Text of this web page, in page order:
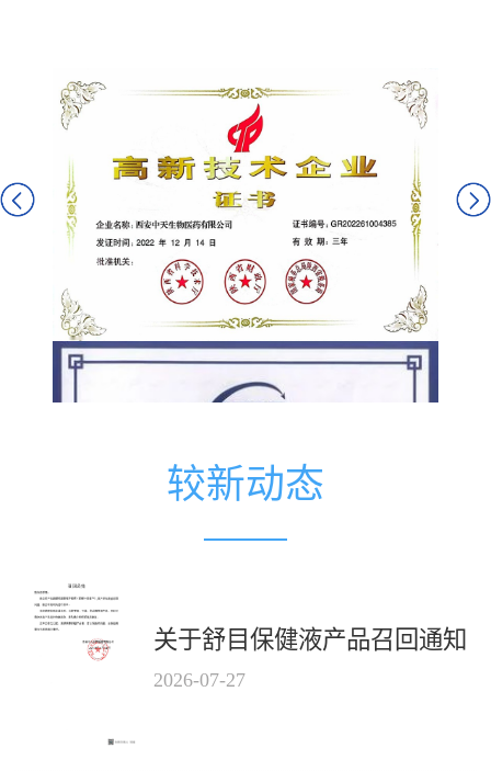
较新动态
关于舒目保健液产品召回通知
2026-07-27